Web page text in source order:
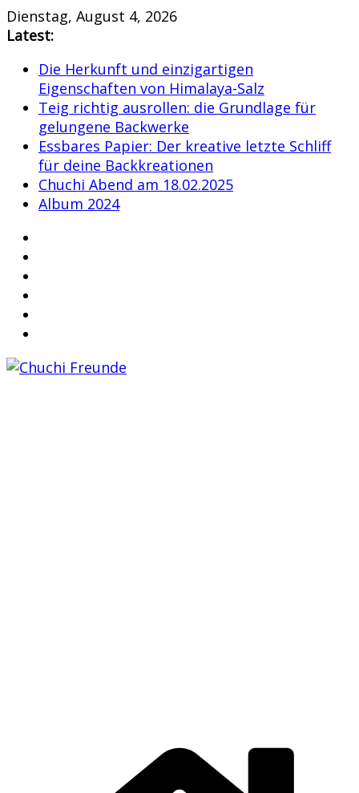
Skip
to
Dienstag, August 4, 2026
Latest:
Die Herkunft und einzigartigen
Eigenschaften von Himalaya-Salz
Teig richtig ausrollen: die Grundlage für
gelungene Backwerke
Essbares Papier: Der kreative letzte Schliff
für deine Backkreationen
Chuchi Abend am 18.02.2025
Album 2024